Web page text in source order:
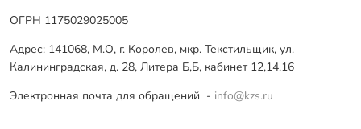
ОГРН 1175029025005
Адрес: 141068, М.О, г. Королев, мкр. Текстильщик, ул.
Калининградская, д. 28, Литера Б,Б, кабинет 12,14,16
Электронная почта для обращений - info@kzs.ru